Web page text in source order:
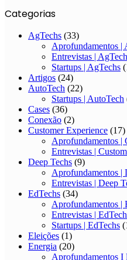
Categorias
AgTechs (33)
Aprofundamentos |
Entrevistas |
Startups | AgTechs
Artigos (24)
AutoTech (22)
Startups | AutoTech
Cases (36)
Conexão (2)
Customer Experience (17)
Aprofundamentos |
Entrevistas |
Deep Techs (9)
Aprofundamentos |
Entrevistas | Deep
EdTechs (34)
Aprofundamentos |
Entrevistas |
Startups | EdTechs
Eleições (1)
Energia (20)
Aprofundamentos I